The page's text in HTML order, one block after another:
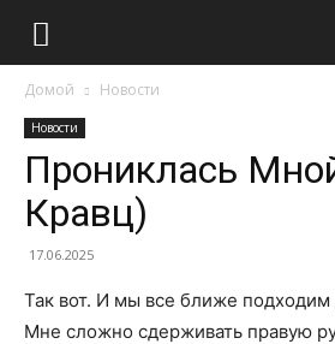
Домой Новости
Новости
Прониклась
Кравц)
17.06.2025
Так вот. И мы все ближе подходим
Мне сложно сдерживать правую